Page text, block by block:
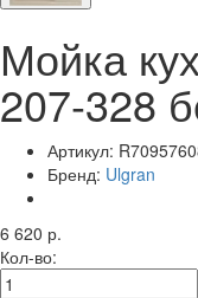
Мойка
207-328
Артикул:
Бренд: Ulgran
6 620 р.
Кол-во: